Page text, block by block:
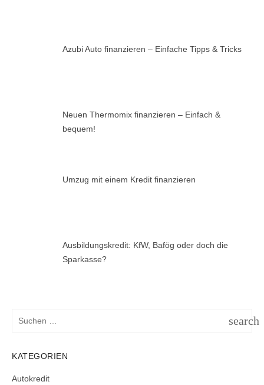
Azubi Auto finanzieren – Einfache Tipps & Tricks
Neuen Thermomix finanzieren – Einfach &
bequem!
Umzug mit einem Kredit finanzieren
Ausbildungskredit: KfW, Bafög oder doch die
Sparkasse?
search
KATEGORIEN
Autokredit